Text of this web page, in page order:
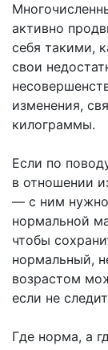
активно
себя такими,
свои
изменения,
килограммы.
Если по
в отношении
— с ним нужно
нормальной
чтобы
нормальный,
возрастом
если не
Где норма, а